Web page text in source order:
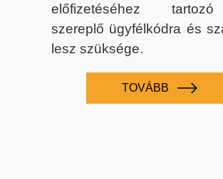
előfizetéséhez
szereplő ügyfélkódra és
lesz szüksége.
TOVÁBB